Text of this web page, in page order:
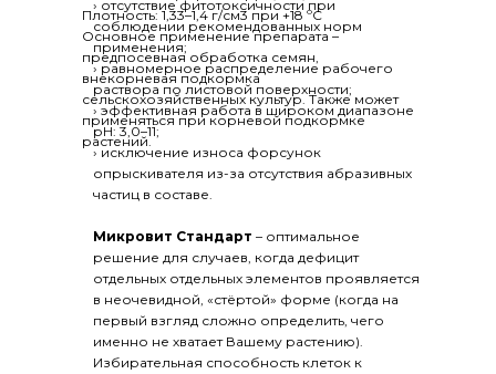
Плотность: 1,33–1,4 г/см3 при +18 ºС
Основное применение препарата –
предпосевная обработка семян,
внекорневая подкормка
сельскохозяйственных культур. Также может
применяться при корневой подкормке
растений.
› отсутствие фитотоксичности при
соблюдении рекомендованных норм
применения;
› равномерное распределение рабочего
раствора по листовой поверхности;
› эффективная работа в широком диапазоне
рH: 3,0–11;
› исключение износа форсунок
опрыскивателя из-за отсутствия абразивных
частиц в составе.
Микровит Стандарт – оптимальное
решение для случаев, когда дефицит
отдельных отдельных элементов проявляется
в неочевидной, «стёртой» форме (когда на
первый взгляд сложно определить, чего
именно не хватает Вашему растению).
Избирательная способность клеток к